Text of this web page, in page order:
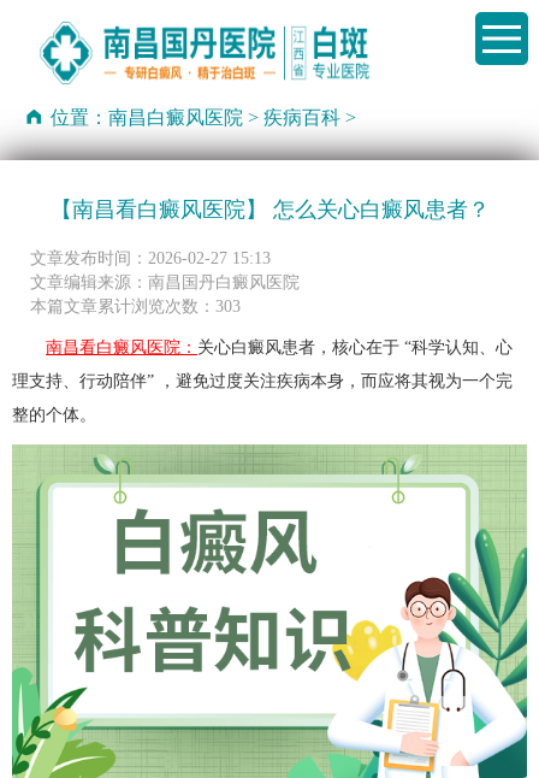
位置：南昌白癜风医院 >疾病百科 >
【南昌看白癜风医院】 怎么关心白癜风患者？
文章发布时间：2026-02-27 15:13
文章编辑来源：南昌国丹白癜风医院
本篇文章累计浏览次数：303
南昌看白癜风医院： 关心白癜风患者，核心在于 “科学认知、心
理支持、行动陪伴”​ ，避免过度关注疾病本身，而应将其视为一个完
整的个体。